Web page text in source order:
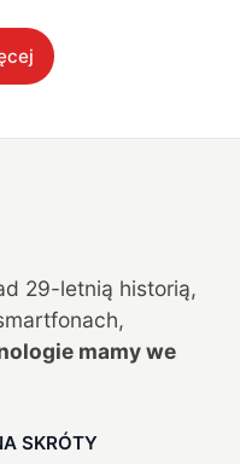
29-letnią historią,
mamy we
SKRÓTY